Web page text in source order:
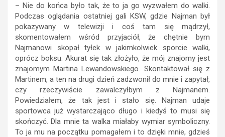
– Nie do końca było tak, że to ja go wyzwałem do walki.
Podczas oglądania ostatniej gali KSW, gdzie Najman był
pokazywany w telewizji i coś tam się mądrzył,
skomentowałem wśród przyjaciół, że chętnie bym
Najmanowi skopał tyłek w jakimkolwiek sporcie walki,
oprócz boksu. Akurat się tak złożyło, że mój znajomy jest
znajomym Martina Lewandowskiego. Skontaktował się z
Martinem, a ten na drugi dzień zadzwonił do mnie i zapytał,
czy rzeczywiście zawalczyłbym z Najmanem.
Powiedziałem, że tak jest i stało się. Najman udaje
sportowca już wystarczająco długo i kiedyś to musi się
skończyć. Dla mnie ta walka miałaby wymiar symboliczny.
To ja mu na początku pomagałem i to dzięki mnie, gdzieś